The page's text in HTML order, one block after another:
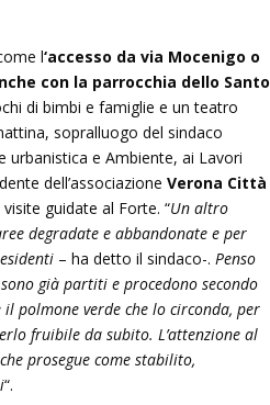
l‘accesso da via Mocenigo o
con la parrocchia dello Santo
di bimbi e famiglie e un teatro
sopralluogo del sindaco
urbanistica e Ambiente, ai Lavori
dell’associazione Verona Città
guidate al Forte. “Un altro
degradate e abbandonate e per
– ha detto il sindaco-. Penso
già partiti e procedono secondo
polmone verde che lo circonda, per
fruibile da subito. L’attenzione al
prosegue come stabilito,
“.